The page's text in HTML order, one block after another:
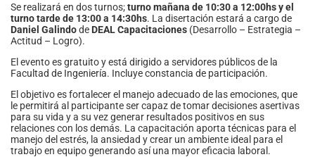
Se realizará en dos turnos;turno mañana de 10:30 a 12:00hs y el
turno tarde de 13:00 a 14:30hs. La disertación estará a cargo de
Daniel Galindode DEAL Capacitaciones (Desarrollo – Estrategia –
Actitud – Logro).
El evento es gratuito y está dirigido a servidores públicos de la
Facultad de Ingeniería. Incluye constancia de participación.
El objetivo es fortalecer el manejo adecuado de las emociones, que
le permitirá al participante ser capaz de tomar decisiones asertivas
para su vida y a su vez generar resultados positivos en sus
relaciones con los demás. La capacitación aporta técnicas para el
manejo del estrés, la ansiedad y crear un ambiente ideal para el
trabajo en equipo generando así una mayor eficacia laboral.